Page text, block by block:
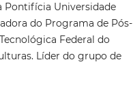
Pontifícia Universidade
do Programa de Pós-
Federal do
Líder do grupo de